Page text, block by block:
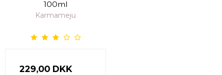
100ml
Karmameju
229,00 DKK